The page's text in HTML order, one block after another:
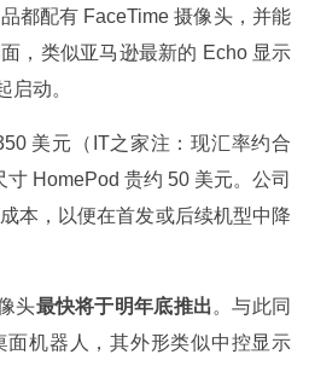
都配有 FaceTime 摄像头，并能
，类似亚马逊最新的 Echo 显示
启动。
美元（IT之家注：现汇率约合
HomePod 贵约 50 美元。公司
本，以便在首发或后续机型中降
头最快将于明年底推出。与此同
面机器人，其外形类似中控显示